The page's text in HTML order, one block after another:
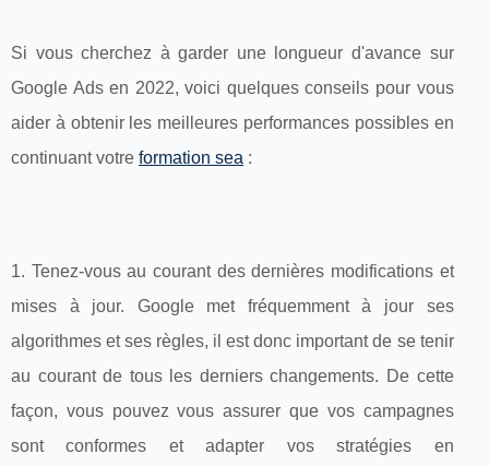
Si vous cherchez à garder une longueur d'avance sur
Google Ads en 2022, voici quelques conseils pour vous
aider à obtenir les meilleures performances possibles en
continuant votre formation sea :
1. Tenez-vous au courant des dernières modifications et
mises à jour. Google met fréquemment à jour ses
algorithmes et ses règles, il est donc important de se tenir
au courant de tous les derniers changements. De cette
façon, vous pouvez vous assurer que vos campagnes
sont conformes et adapter vos stratégies en